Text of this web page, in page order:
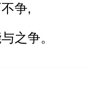
争,
之争。